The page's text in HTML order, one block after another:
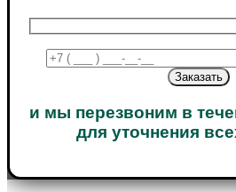
и мы перезвоним в
для уточнения